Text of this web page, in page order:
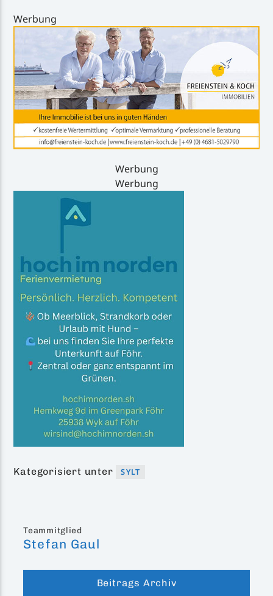
Werbung
Werbung
Werbung
Kategorisiert unter SYLT
Teammitglied
Stefan Gaul
Beitrags Archiv